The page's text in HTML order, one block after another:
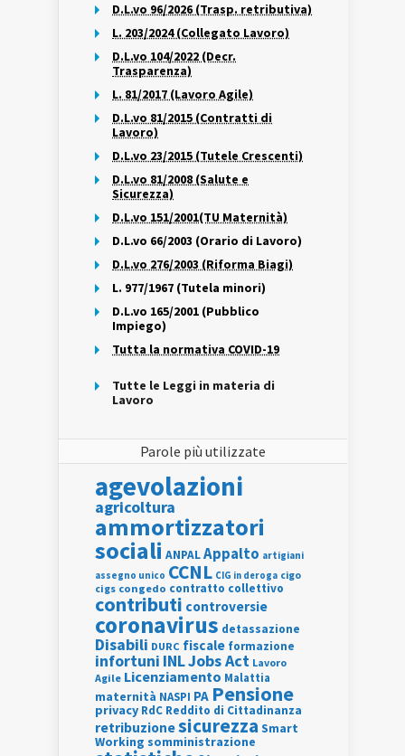
D.L.vo 96/2026 (Trasp. retributiva)
L. 203/2024 (Collegato Lavoro)
D.L.vo 104/2022 (Decr.
Trasparenza)
L. 81/2017 (Lavoro Agile)
D.L.vo 81/2015 (Contratti di
Lavoro)
D.L.vo 23/2015 (Tutele Crescenti)
D.L.vo 81/2008 (Salute e
Sicurezza)
D.L.vo 151/2001(TU Maternità)
D.L.vo 66/2003 (Orario di Lavoro)
D.L.vo 276/2003 (Riforma Biagi)
L. 977/1967 (Tutela minori)
D.L.vo 165/2001 (Pubblico
Impiego)
Tutta la normativa COVID-19
Tutte le Leggi in materia di
Lavoro
Parole più utilizzate
agevolazioni
agricoltura
ammortizzatori
sociali ANPALAppalto artigiani
assegno unico CCNL CIG in deroga cigo
cigs congedo contratto collettivo
contributi controversie
coronavirus detassazione
Disabili DURC fiscale formazione
infortuni INLJobs Act Lavoro
Agile Licenziamento Malattia
maternità NASPI PA Pensione
privacy RdC Reddito di Cittadinanza
retribuzionesicurezza Smart
Working somministrazione